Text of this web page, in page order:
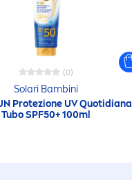
Coloranti
Conservanti
(0)
Solari Bambini
Protezione UV Quotidiana
Tubo SPF50+ 100ml